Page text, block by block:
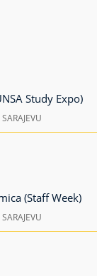
Study Expo)
(Staff Week)